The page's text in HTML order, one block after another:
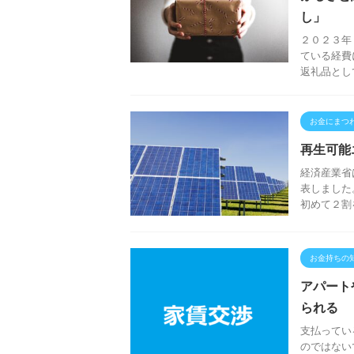
し」
２０２３
ている経
返礼品と
お金にまつ
再生可
経済産業
表しまし
初めて２
お金持ちの
アパー
られる
支払って
のではな